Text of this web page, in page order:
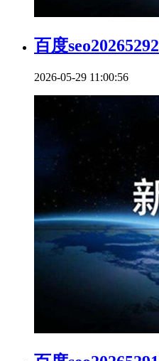
百度seo20265292
2026-05-29 11:00:56